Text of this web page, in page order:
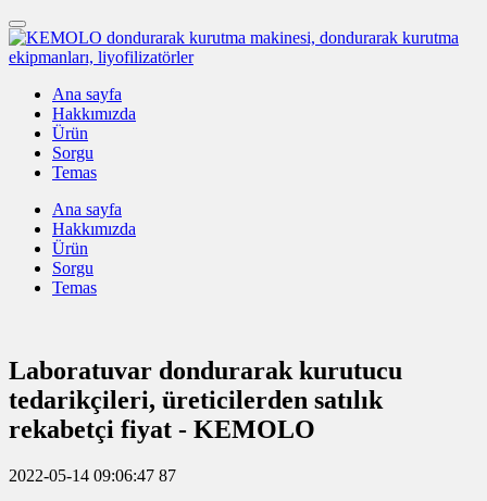
Ana sayfa
Hakkımızda
Ürün
Sorgu
Temas
Ana sayfa
Hakkımızda
Ürün
Sorgu
Temas
Laboratuvar dondurarak kurutucu
tedarikçileri, üreticilerden satılık
rekabetçi fiyat - KEMOLO
2022-05-14 09:06:47 87